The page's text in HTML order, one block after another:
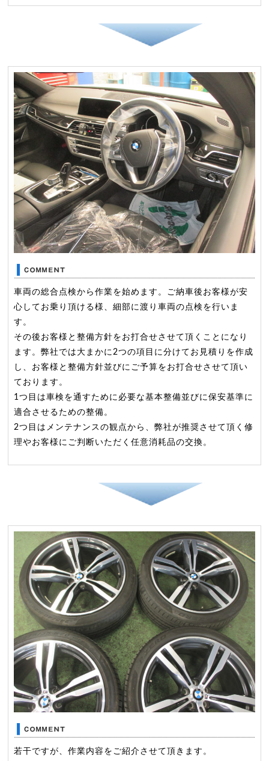
車両の総合点検から作業を始めます。ご納車後お客様が安
心してお乗り頂ける様、細部に渡り車両の点検を行いま
す。
その後お客様と整備方針をお打合せさせて頂くことになり
ます。弊社では大まかに2つの項目に分けてお見積りを作成
し、お客様と整備方針並びにご予算をお打合せさせて頂い
ております。
1つ目は車検を通すために必要な基本整備並びに保安基準に
適合させるための整備。
2つ目はメンテナンスの観点から、弊社が推奨させて頂く修
理やお客様にご判断いただく任意消耗品の交換。
若干ですが、作業内容をご紹介させて頂きます。